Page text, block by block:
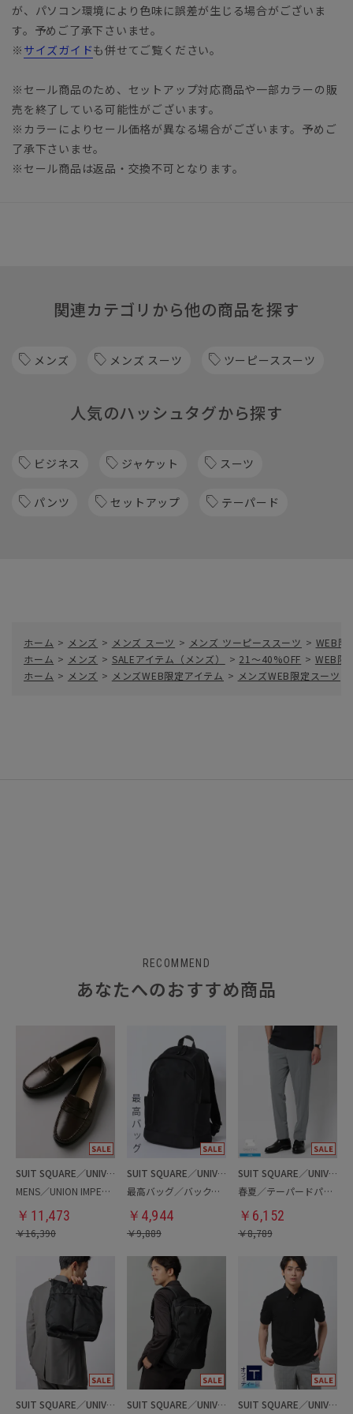
が、パソコン環境により色味に誤差が生じる場合がございま
す。予めご了承下さいませ。
※ サイズガイドも併せてご覧ください。
※セール商品のため、セットアップ対応商品や一部カラーの販
売を終了している可能性がございます。
※カラーによりセール価格が異なる場合がございます。予めご
了承下さいませ。
※セール商品は返品・交換不可となります。
関連カテゴリから他の商品を探す
メンズ メンズ スーツ ツーピーススーツ
人気のハッシュタグから探す
ビジネス ジャケット スーツ
パンツ セットアップ テーパード
ホーム > メンズ > メンズ スーツ > メンズ ツーピーススーツ > WEB限
ホーム > メンズ > SALEアイテム（メンズ） > 21～40%OFF > WEB限
ホーム > メンズ > メンズWEB限定アイテム > メンズWEB限定スーツ
RECOMMEND
あなたへのおすすめ商品
SUIT SQUARE／UNIVERSAL LANGUAGE
MENS／UNION IMPERIAL監修／コインローファー
￥ 11,473
￥16,390
SUIT SQUARE／UNIVERSAL LANGUAGE
最高バッグ／バックパック
￥ 4,944
￥9,889
SUIT SQUARE／UNIVERSAL LANGUAGE
春夏／テーパードパンツ
￥ 6,152
￥8,789
SUIT SQUARE／UNIVERSAL LANGUAGE
SUIT SQUARE／UNIVERSAL LANGUAGE
SUIT SQUARE／UNIVERSAL LANGUAGE